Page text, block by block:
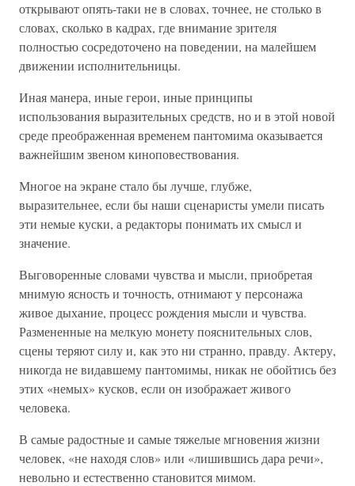
открывают опять-таки не в словах, точнее, не столько в
словах, сколько в кадрах, где внимание зрителя
полностью сосредоточено на поведении, на малейшем
движении исполнительницы.
Иная манера, иные герои, иные принципы
использования выразительных средств, но и в этой новой
среде преображенная временем пантомима оказывается
важнейшим звеном киноповествования.
Многое на экране стало бы лучше, глубже,
выразительнее, если бы наши сценаристы умели писать
эти немые куски, а редакторы понимать их смысл и
значение.
Выговоренные словами чувства и мысли, приобретая
мнимую ясность и точность, отнимают у персонажа
живое дыхание, процесс рождения мысли и чувства.
Размененные на мелкую монету пояснительных слов,
сцены теряют силу и, как это ни странно, правду. Актеру,
никогда не видавшему пантомимы, никак не обойтись без
этих «немых» кусков, если он изображает живого
человека.
В самые радостные и самые тяжелые мгновения жизни
человек, «не находя слов» или «лишившись дара речи»,
невольно и естественно становится мимом.